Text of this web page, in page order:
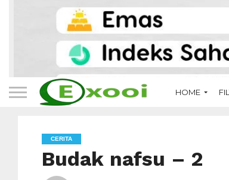
HOME
CERITA
Budak nafsu – 2